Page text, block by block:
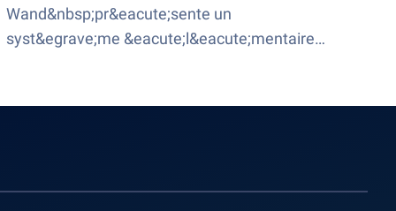
Wand&nbsp;pr&eacute;sente un
syst&egrave;me &eacute;l&eacute;mentaire
contr&ocirc;ler les ennemis et de